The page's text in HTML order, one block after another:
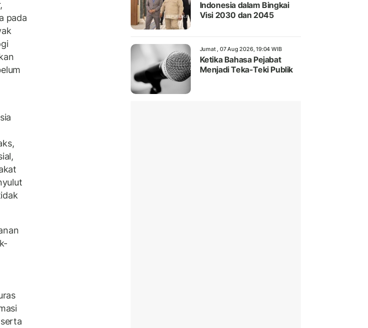
pada
serta
Indonesia dalam Bingkai
Visi 2030 dan 2045
Jumat , 07 Aug 2026, 19:04 WIB
Ketika Bahasa Pejabat
Menjadi Teka-Teki Publik